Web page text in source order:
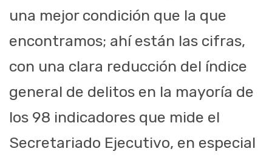
una mejor condición que la que
encontramos; ahí están las cifras,
con una clara reducción del índice
general de delitos en la mayoría de
los 98 indicadores que mide el
Secretariado Ejecutivo, en especial